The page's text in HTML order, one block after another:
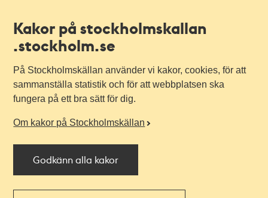
Kakor på stockholmskallan
.stockholm.se
På Stockholmskällan använder vi kakor, cookies, för att
sammanställa statistik och för att webbplatsen ska
fungera på ett bra sätt för dig.
Om kakor på Stockholmskällan
Godkänn alla kakor